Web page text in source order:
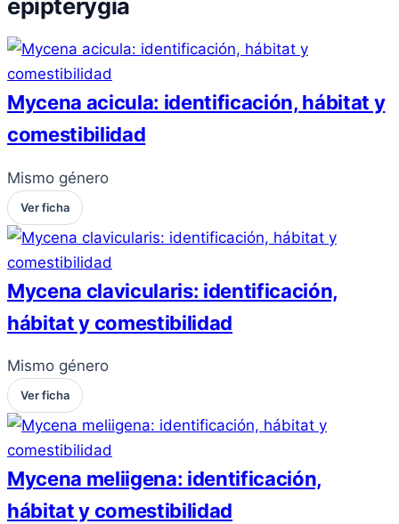
epipterygia
Mycena acicula: identificación, hábitat y
comestibilidad
Mismo género
Ver ficha
Mycena clavicularis: identificación,
hábitat y comestibilidad
Mismo género
Ver ficha
Mycena meliigena: identificación,
hábitat y comestibilidad